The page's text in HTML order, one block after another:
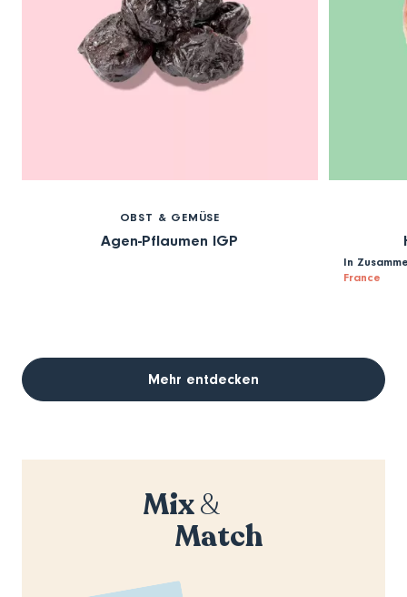
OBST & GEMÜSE
Agen-Pflaumen IGP
In
France
Mehr entdecken
Mix&
Match